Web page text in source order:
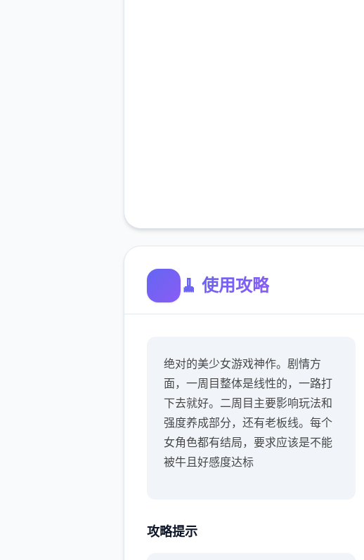
🧹 使用攻略
绝对的美少女游戏神作。剧情方
面，一周目整体是线性的，一路打
下去就好。二周目主要影响玩法和
强度养成部分，还有老板线。每个
女角色都有结局，要求应该是不能
被牛且好感度达标
攻略提示